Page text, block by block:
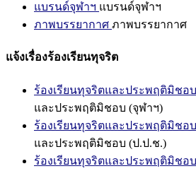
แบรนด์จุฬาฯ แบรนด์จุฬาฯ
ภาพบรรยากาศ ภาพบรรยากาศ
แจ้งเรื่องร้องเรียนทุจริต
ร้องเรียนทุจริตและประพฤติมิชอ
และประพฤติมิชอบ (จุฬาฯ)
ร้องเรียนทุจริตและประพฤติมิชอ
และประพฤติมิชอบ (ป.ป.ช.)
ร้องเรียนทุจริตและประพฤติมิชอ